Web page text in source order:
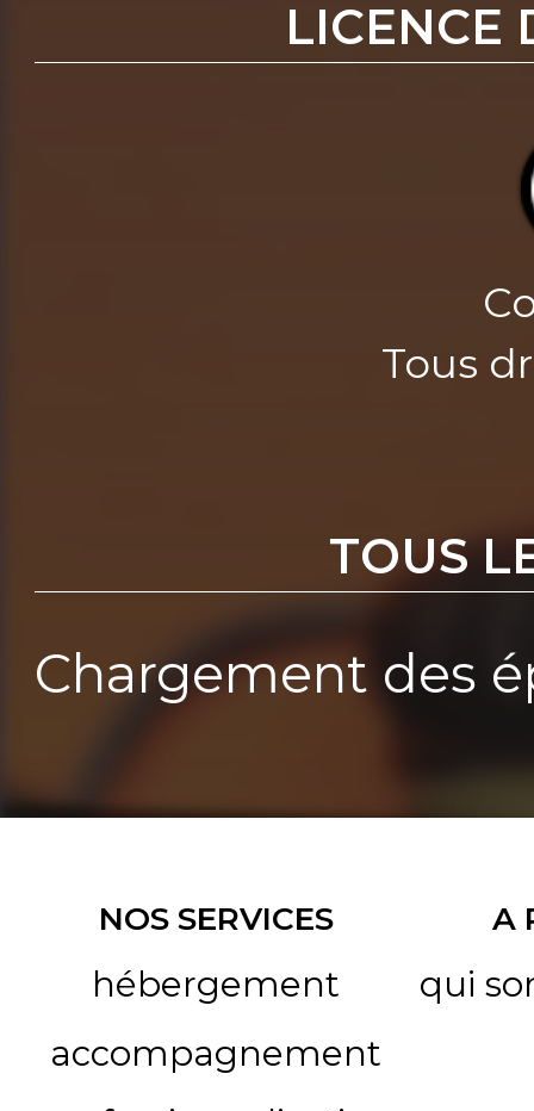
LICENCE
Tous
TOUS
Chargement des
NOS SERVICES
hébergement
accompagnement
A
qui